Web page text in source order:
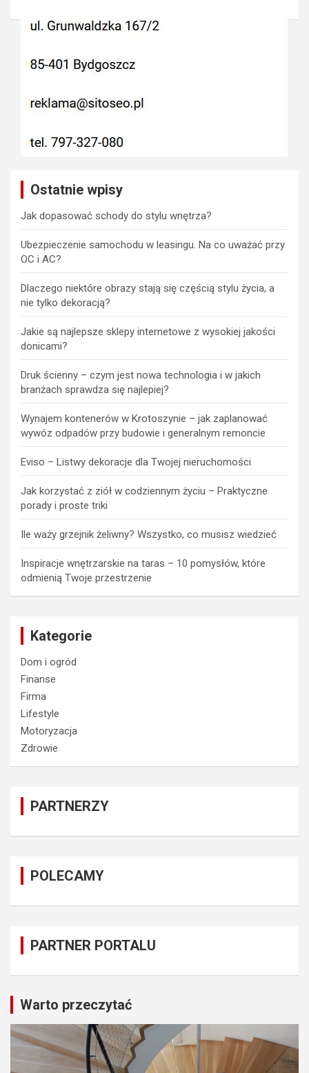
Ostatnie wpisy
Jak dopasować schody do stylu wnętrza?
Ubezpieczenie samochodu w leasingu. Na co uważać przy
OC i AC?
Dlaczego niektóre obrazy stają się częścią stylu życia, a
nie tylko dekoracją?
Jakie są najlepsze sklepy internetowe z wysokiej jakości
donicami?
Druk ścienny – czym jest nowa technologia i w jakich
branżach sprawdza się najlepiej?
Wynajem kontenerów w Krotoszynie – jak zaplanować
wywóz odpadów przy budowie i generalnym remoncie
Eviso – Listwy dekoracje dla Twojej nieruchomości
Jak korzystać z ziół w codziennym życiu – Praktyczne
porady i proste triki
Ile waży grzejnik żeliwny? Wszystko, co musisz wiedzieć
Inspiracje wnętrzarskie na taras – 10 pomysłów, które
odmienią Twoje przestrzenie
Kategorie
Dom i ogród
Finanse
Firma
Lifestyle
Motoryzacja
Zdrowie
PARTNERZY
POLECAMY
PARTNER PORTALU
Warto przeczytać